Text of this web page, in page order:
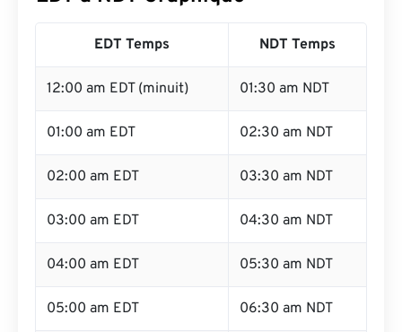
EDT Temps NDT Temps
12:00 am EDT (minuit) 01:30 am NDT
01:00 am EDT 02:30 am NDT
02:00 am EDT 03:30 am NDT
03:00 am EDT 04:30 am NDT
04:00 am EDT 05:30 am NDT
05:00 am EDT 06:30 am NDT